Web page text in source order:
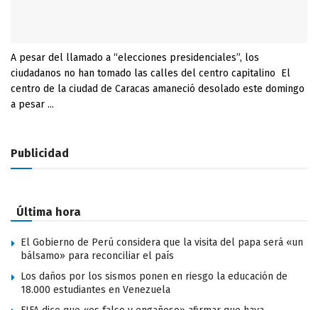
A pesar del llamado a “elecciones presidenciales”, los
ciudadanos no han tomado las calles del centro capitalino El
centro de la ciudad de Caracas amaneció desolado este domingo
a pesar ...
Publicidad
Última hora
El Gobierno de Perú considera que la visita del papa será «un
bálsamo» para reconciliar el país
Los daños por los sismos ponen en riesgo la educación de
18.000 estudiantes en Venezuela